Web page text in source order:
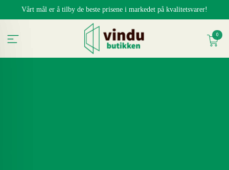
Vårt mål er å tilby de beste prisene i markedet på kvalitetsvarer!
0